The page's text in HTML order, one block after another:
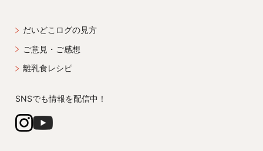
だいどこログの見方
ご意見・ご感想
離乳食レシピ
SNSでも情報を配信中！